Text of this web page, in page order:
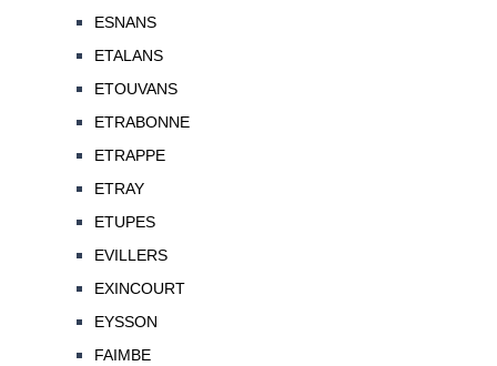
ESNANS
ETALANS
ETOUVANS
ETRABONNE
ETRAPPE
ETRAY
ETUPES
EVILLERS
EXINCOURT
EYSSON
FAIMBE